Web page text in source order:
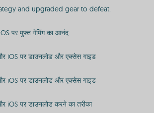
and upgraded gear to defeat.
पर मुफ्त गेमिंग का आनंद
iOS पर डाउनलोड और एक्सेस गाइड
iOS पर डाउनलोड और एक्सेस गाइड
पर डाउनलोड करने का तरीका